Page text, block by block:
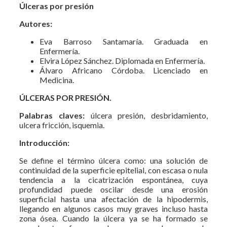
Úlceras por presión
Autores:
Eva Barroso Santamaría. Graduada en
Enfermería.
Elvira López Sánchez. Diplomada en Enfermería.
Álvaro Africano Córdoba. Licenciado en
Medicina.
ÚLCERAS POR PRESIÓN.
Palabras claves: úlcera presión, desbridamiento,
ulcera fricción, isquemia.
Introducción:
Se define el término úlcera como: una solución de
continuidad de la superficie epitelial, con escasa o nula
tendencia a la cicatrización espontánea, cuya
profundidad puede oscilar desde una erosión
superficial hasta una afectación de la hipodermis,
llegando en algunos casos muy graves incluso hasta
zona ósea. Cuando la úlcera ya se ha formado se